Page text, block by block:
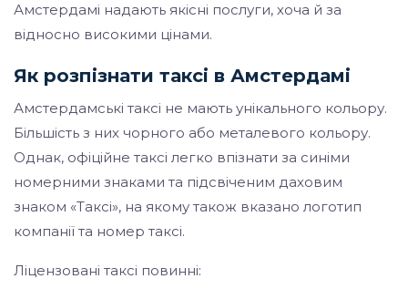
Амстердамі надають якісні послуги, хоча й за
відносно високими цінами.
Як розпізнати таксі в Амстердамі
Амстердамські таксі не мають унікального кольору.
Більшість з них чорного або металевого кольору.
Однак, офіційне таксі легко впізнати за синіми
номерними знаками та підсвіченим даховим
знаком «Таксі», на якому також вказано логотип
компанії та номер таксі.
Ліцензовані таксі повинні: